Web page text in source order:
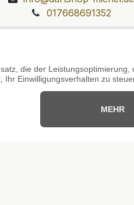
017668691352